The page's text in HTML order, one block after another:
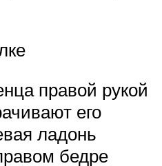
правой рукой
его
ладонь
бедре